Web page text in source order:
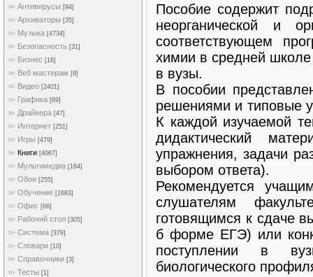
Антивирусы [94]
Архиваторы [35]
Музыка [4734]
Безопасность [31]
Бизнес [16]
Веб мастерам [9]
Видео [2401]
Графика [89]
Драйвера [47]
Интернет [251]
Игры [479]
Книги [4067]
Мультимедиа [164]
Обои [255]
Обучение [1683]
Офис [66]
Рабочий стол [305]
Система [378]
Словари [10]
Справочники [3]
Тесты [1]
Пособие содержит
неорганической и
соответствующем
химии в средней
в вузы.
В пособии
решениями и типовые
К каждой изучаемой
дидактический
упражнения, задачи
выбором ответа).
Рекомендуется
слушателям
готовящимся к сдаче
б форме ЕГЭ) или
поступлении в
биологического